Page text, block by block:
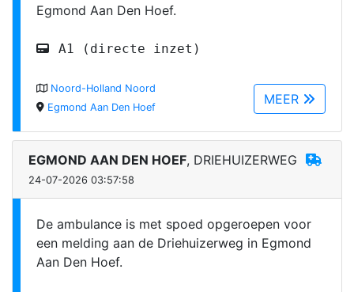
Egmond Aan Den Hoef.
A1 (directe inzet)
MEER
Noord-Holland Noord
Egmond Aan Den Hoef
EGMOND AAN DEN HOEF, DRIEHUIZERWEG
24-07-2026 03:57:58
De ambulance is met spoed opgeroepen voor
een melding aan de Driehuizerweg in Egmond
Aan Den Hoef.